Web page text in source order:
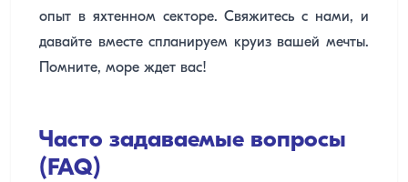
опыт в яхтенном секторе. Свяжитесь с нами, и
давайте вместе спланируем круиз вашей мечты.
Помните, море ждет вас!
Часто задаваемые вопросы
(FAQ)